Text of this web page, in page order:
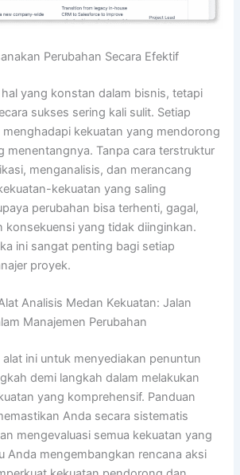
Perubahan Secara Efektif
yang konstan dalam bisnis, tetapi
sukses sering kali sulit. Setiap
kekuatan yang mendorong
menentangnya. Tanpa cara terstruktur
menganalisis, dan merancang
kekuatan yang saling
perubahan bisa terhenti, gagal,
konsekuensi yang tidak diinginkan.
ini sangat penting bagi setiap
proyek.
Analisis Medan Kekuatan: Jalan
Manajemen Perubahan
ini untuk menyediakan penuntun
demi langkah dalam melakukan
yang komprehensif. Panduan
Anda secara sistematis
mengevaluasi semua kekuatan yang
Anda mengembangkan rencana aksi